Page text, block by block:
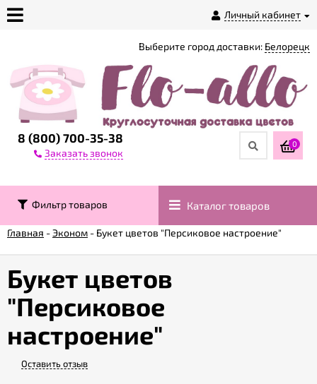
Личный кабинет
магазине
Доставка
Контакты
Гарантии
8 (800) 700-35-38
Заказать звонок
Выберите город доставки: Белорецк
0
Фильтр товаров Каталог товаров
Главная -Эконом - Букет цветов "Персиковое настроение"
Букет цветов
"Персиковое
настроение"
Оставить отзыв